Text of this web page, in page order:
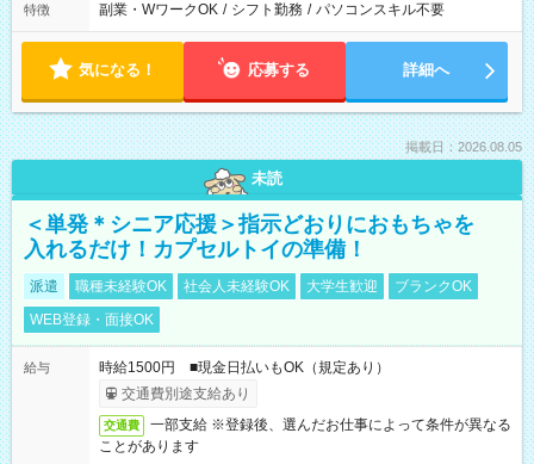
特徴 副業・WワークOK / シフト勤務 / パソコンスキル不要
気になる！ 応募する 詳細へ
掲載日：2026.08.05
未読
＜単発＊シニア応援＞指示どおりにおもちゃを
入れるだけ！カプセルトイの準備！
派遣 職種未経験OK 社会人未経験OK 大学生歓迎
ブランクOK
WEB登録・面接OK
給与
時給1500円 ■現金日払いもOK（規定あり）
交通費別途支給あり
交通費
一部支給 ※登録後、選んだお仕事によって条件が異なる
ことがあります